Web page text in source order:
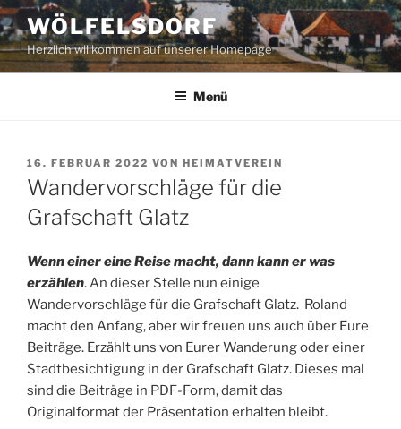
Zum
Inhalt
springen
WÖLFELSDORF
Herzlich willkommen auf unserer Homepage
Menü
VERÖFFENTLICHT
AM
16. FEBRUAR 2022 VON HEIMATVEREIN
Wandervorschläge für die
Grafschaft Glatz
Wenn einer eine Reise macht, dann kann er was
erzählen. An dieser Stelle nun einige
Wandervorschläge für die Grafschaft Glatz. Roland
macht den Anfang, aber wir freuen uns auch über Eure
Beiträge. Erzählt uns von Eurer Wanderung oder einer
Stadtbesichtigung in der Grafschaft Glatz. Dieses mal
sind die Beiträge in PDF-Form, damit das
Originalformat der Präsentation erhalten bleibt.